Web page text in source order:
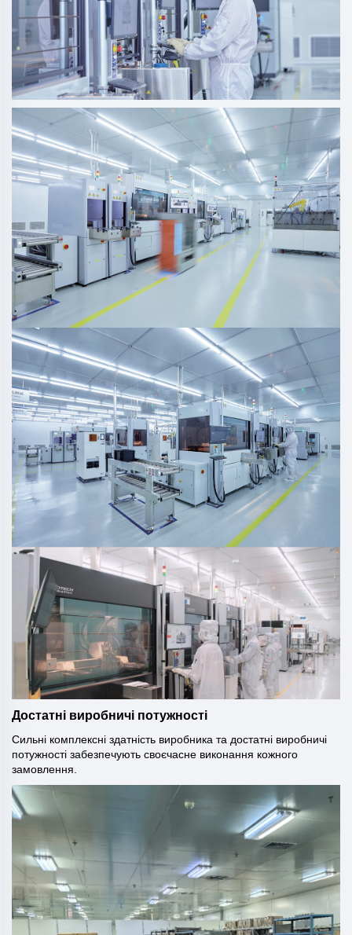
Достатні виробничі потужності
Сильні комплексні здатність виробника та достатні виробничі
потужності забезпечують своєчасне виконання кожного
замовлення.